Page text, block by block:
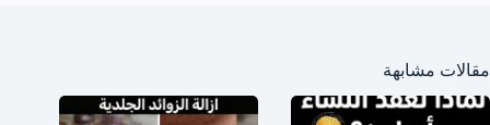
مقالات مشابهة